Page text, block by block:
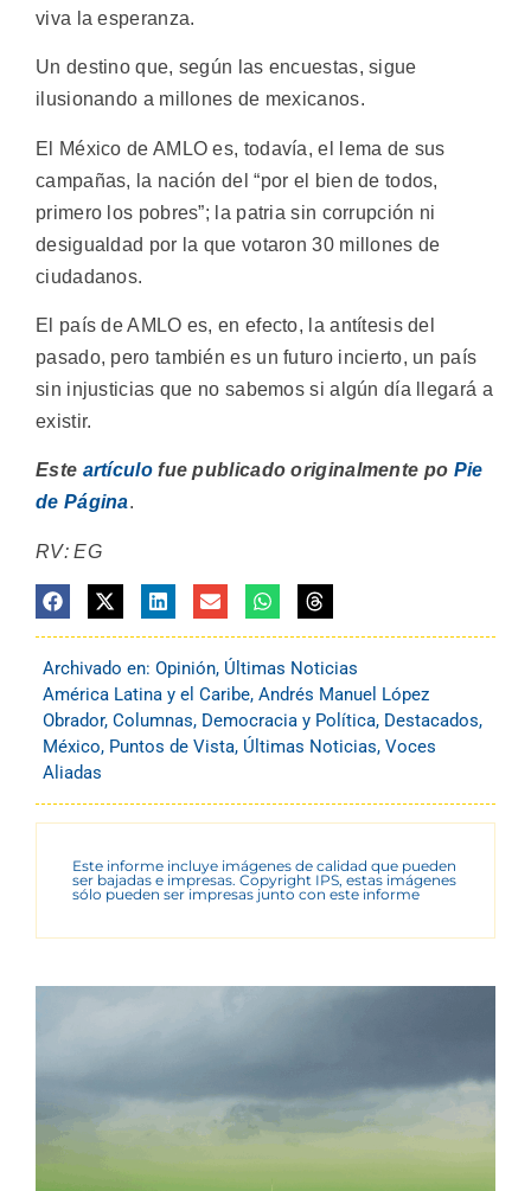
viva la esperanza.
Un destino que, según las encuestas, sigue
ilusionando a millones de mexicanos.
El México de AMLO es, todavía, el lema de sus
campañas, la nación del “por el bien de todos,
primero los pobres”; la patria sin corrupción ni
desigualdad por la que votaron 30 millones de
ciudadanos.
El país de AMLO es, en efecto, la antítesis del
pasado, pero también es un futuro incierto, un país
sin injusticias que no sabemos si algún día llegará a
existir.
Este artículofue publicado originalmente po Pie
de Página.
RV: EG
Archivado en: Opinión, Últimas Noticias
América Latina y el Caribe, Andrés Manuel López
Obrador, Columnas, Democracia y Política, Destacados,
México, Puntos de Vista, Últimas Noticias, Voces
Aliadas
Este informe incluye imágenes de calidad que pueden
ser bajadas e impresas. Copyright IPS, estas imágenes
sólo pueden ser impresas junto con este informe